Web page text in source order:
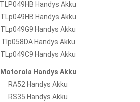
TLP049HB Handys Akku
TLp049HB Handys Akku
TLp049G9 Handys Akku
Tlp058DA Handys Akku
TLp049C9 Handys Akku
Motorola Handys Akku
RA52 Handys Akku
RS35 Handys Akku